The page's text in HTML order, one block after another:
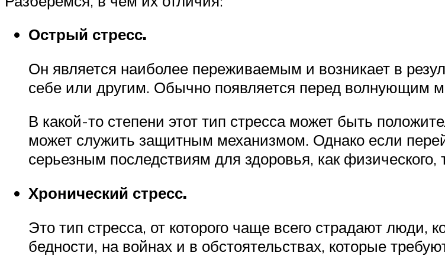
Острый стресс.
Он является наиболее переживаемым и возникает в
себе или другим. Обычно появляется перед волнующим
В какой-то степени этот тип стресса может быть
может служить защитным механизмом. Однако если
серьезным последствиям для здоровья, как физического,
Хронический стресс.
Это тип стресса, от которого чаще всего страдают люди,
бедности, на войнах и в обстоятельствах, которые